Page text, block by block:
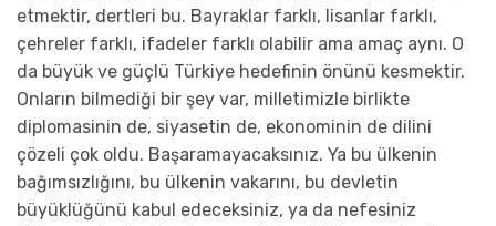
etmektir, dertleri bu. Bayraklar farklı, lisanlar farklı,
çehreler farklı, ifadeler farklı olabilir ama amaç aynı. O
da büyük ve güçlü Türkiye hedefinin önünü kesmektir.
Onların bilmediği bir şey var, milletimizle birlikte
diplomasinin de, siyasetin de, ekonominin de dilini
çözeli çok oldu. Başaramayacaksınız. Ya bu ülkenin
bağımsızlığını, bu ülkenin vakarını, bu devletin
büyüklüğünü kabul edeceksiniz, ya da nefesiniz